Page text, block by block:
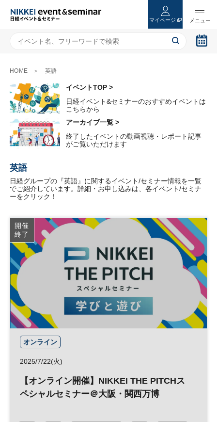
マイページ
HOME 英語
イベントTOP >
日経イベント&セミナーのおすすめイベントは
こちらから
アーカイブ一覧 >
終了したイベントの動画視聴・レポート記事
がご覧いただけます
英語
日経グループの『英語』に関するイベント/セミナー情報を一覧
でご紹介しています。詳細・お申し込みは、各イベント/セミナ
ーをクリック！
開催
終了
オンライン
2025/7/22(火)
【オンライン開催】NIKKEI THE PITCHス
ペシャルセミナー＠大阪・関西万博